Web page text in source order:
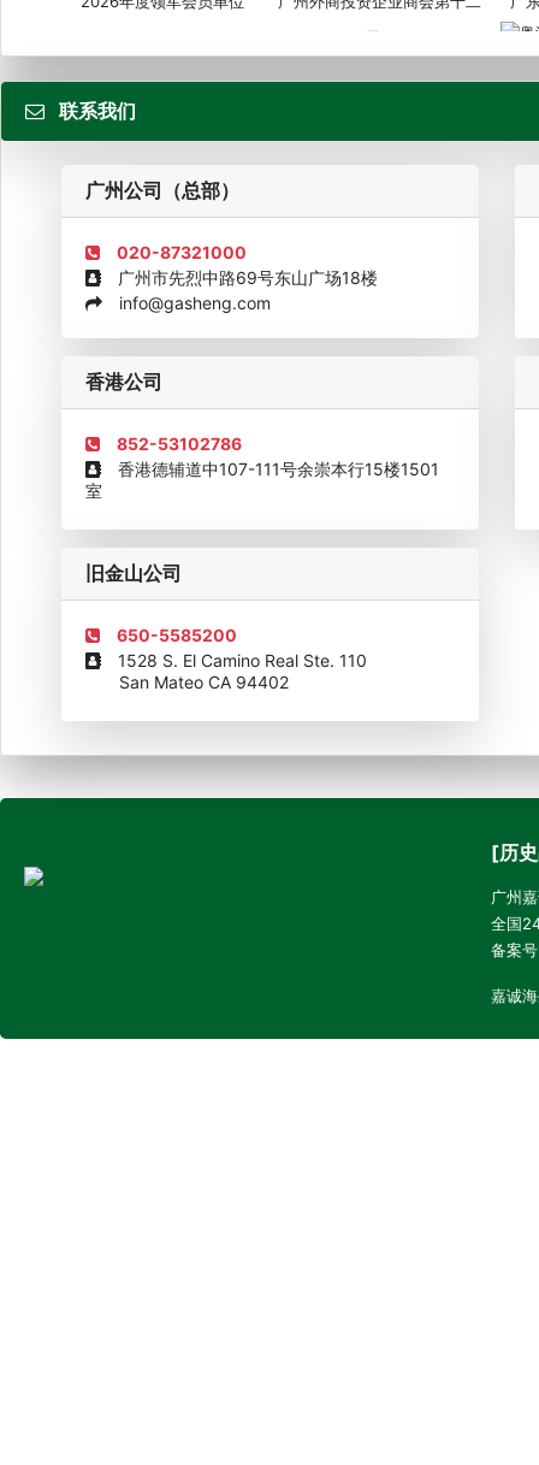
届...
企业诚信AAAAA奖牌2015 欧美澳最具价值品牌移民机构
联系我们
广州公司（总部）
020-87321000
广州市先烈中路69号东山广场18楼
info@gasheng.com
香港公司
852-53102786
香港德辅道中107-111号余崇本行15楼1501
室
旧金山公司
650-5585200
1528 S. El Camino Real Ste. 110
San Mateo CA 94402
[历
广州
全国
备案
嘉诚